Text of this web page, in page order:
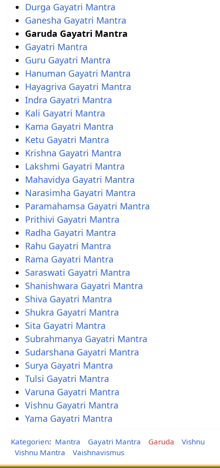
Durga Gayatri Mantra
Ganesha Gayatri Mantra
Garuda Gayatri Mantra
Gayatri Mantra
Guru Gayatri Mantra
Hanuman Gayatri Mantra
Hayagriva Gayatri Mantra
Indra Gayatri Mantra
Kali Gayatri Mantra
Kama Gayatri Mantra
Ketu Gayatri Mantra
Krishna Gayatri Mantra
Lakshmi Gayatri Mantra
Mahavidya Gayatri Mantra
Narasimha Gayatri Mantra
Paramahamsa Gayatri Mantra
Prithivi Gayatri Mantra
Radha Gayatri Mantra
Rahu Gayatri Mantra
Rama Gayatri Mantra
Saraswati Gayatri Mantra
Shanishwara Gayatri Mantra
Shiva Gayatri Mantra
Shukra Gayatri Mantra
Sita Gayatri Mantra
Subrahmanya Gayatri Mantra
Sudarshana Gayatri Mantra
Surya Gayatri Mantra
Tulsi Gayatri Mantra
Varuna Gayatri Mantra
Vishnu Gayatri Mantra
Yama Gayatri Mantra
Kategorien: Mantra Gayatri Mantra Garuda
Vishnu
Vishnu Mantra
Vaishnavismus